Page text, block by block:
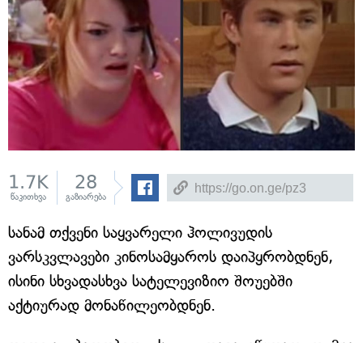
1.7K
წაკითხვა
28
გაზიარება
სანამ თქვენი საყვარელი ჰოლივუდის
ვარსკვლავები კინოსამყაროს დაიპყრობდნენ,
ისინი სხვადასხვა სატელევიზიო შოუებში
აქტიურად მონაწილეობდნენ.